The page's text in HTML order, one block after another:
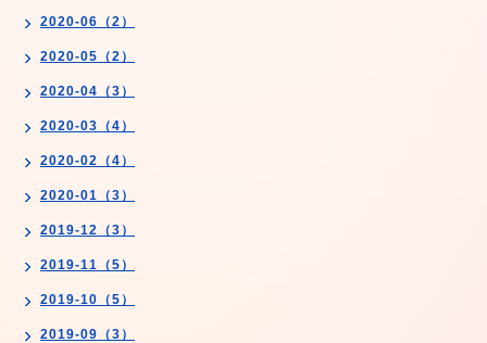
2020-06（2）
2020-05（2）
2020-04（3）
2020-03（4）
2020-02（4）
2020-01（3）
2019-12（3）
2019-11（5）
2019-10（5）
2019-09（3）